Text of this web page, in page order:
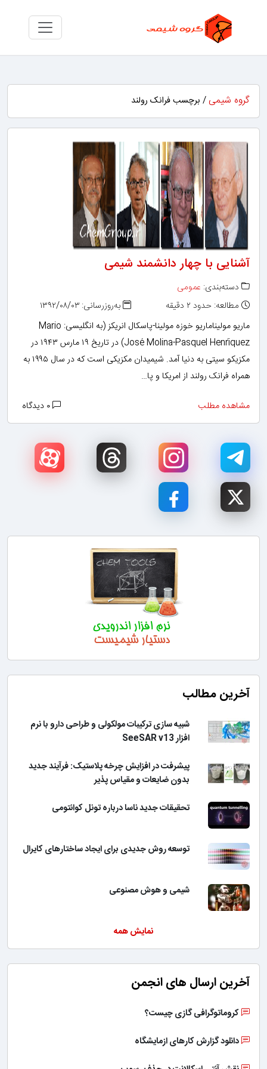
گروه شیمی / برچسب فرانک رولند
آشنایی با چهار دانشمند شیمی
دسته‌بندی: عمومی
مطالعه: حدود ۲ دقیقه
به‌روزرسانی: ۱۳۹۲/۰۸/۰۳
ماریو مولیناماریو خوزه مولینا-پاسکال انریکز (به انگلیسی: Mario
José Molina-Pasquel Henríquez)‏ در تاریخ ۱۹ مارس ۱۹۴۳ در
مکزیکو سیتی به دنیا آمد. شیمیدان مکزیکی است که در سال ۱۹۹۵ به
همراه فرانک رولند از امریکا و پا…
مشاهده مطلب
آخرین مطالب
شبیه سازی ترکیبات مولکولی و طراحی دارو با نرم
افزار SeeSAR v13
پیشرفت در افزایش چرخه پلاستیک: فرآیند جدید
بدون ضایعات و مقیاس پذیر
تحقیقات جدید ناسا درباره تونل کوانتومی
توسعه روش جدیدی برای ایجاد ساختارهای کایرال
شیمی و هوش مصنوعی
نمایش همه
آخرین ارسال های انجمن
کروماتوگرافی گازی چیست؟
دانلود گزارش کارهای ازمایشگاه